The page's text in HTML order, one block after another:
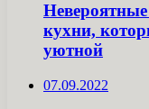
кухни,
уютной
07.09.2022